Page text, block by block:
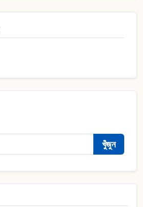
খুঁজুন